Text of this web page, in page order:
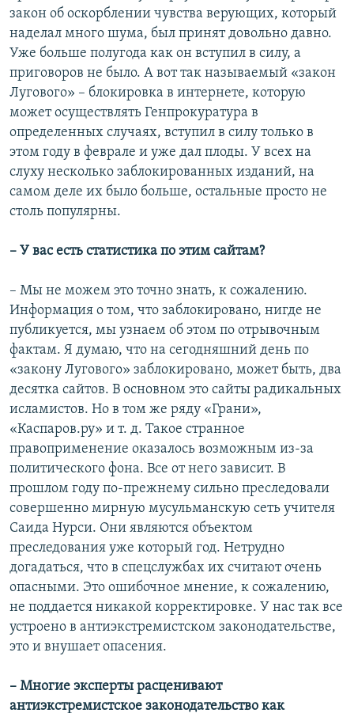
закон об оскорблении чувства верующих, который
наделал много шума, был принят довольно давно.
Уже больше полугода как он вступил в силу, а
приговоров не было. А вот так называемый «закон
Лугового» – блокировка в интернете, которую
может осуществлять Генпрокуратура в
определенных случаях, вступил в силу только в
этом году в феврале и уже дал плоды. У всех на
слуху несколько заблокированных изданий, на
самом деле их было больше, остальные просто не
столь популярны.
– У вас есть статистика по этим сайтам?
– Мы не можем это точно знать, к сожалению.
Информация о том, что заблокировано, нигде не
публикуется, мы узнаем об этом по отрывочным
фактам. Я думаю, что на сегодняшний день по
«закону Лугового» заблокировано, может быть, два
десятка сайтов. В основном это сайты радикальных
исламистов. Но в том же ряду «Грани»,
«Каспаров.ру» и т. д. Такое странное
правоприменение оказалось возможным из-за
политического фона. Все от него зависит. В
прошлом году по-прежнему сильно преследовали
совершенно мирную мусульманскую сеть учителя
Саида Нурси. Они являются объектом
преследования уже который год. Нетрудно
догадаться, что в спецслужбах их считают очень
опасными. Это ошибочное мнение, к сожалению,
не поддается никакой корректировке. У нас так все
устроено в антиэкстремистском законодательстве,
это и внушает опасения.
– Многие эксперты расценивают
антиэкстремистское законодательство как